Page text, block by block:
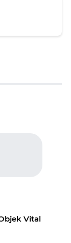
Vital